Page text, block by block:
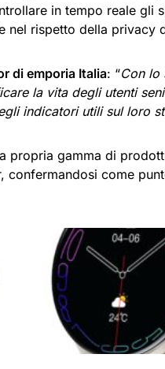
in tempo reale gli
nel rispetto della privacy
di emporia Italia: “Con lo
la vita degli utenti
indicatori utili sul loro
propria gamma di
confermandosi come